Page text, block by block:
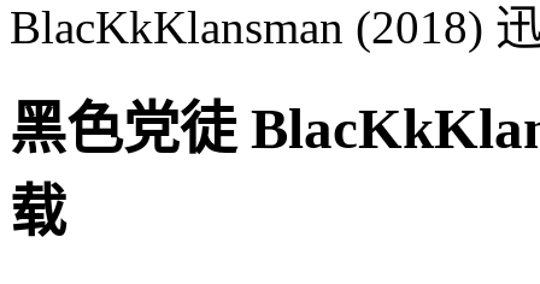
BlacKkKlansman (2018)
黑色党徒
载